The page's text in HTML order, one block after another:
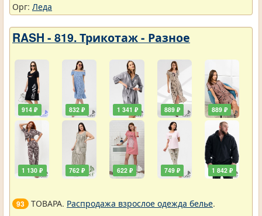
Орг: Леда
RASH - 819. Трикотаж - Разное
914 ₽
1 130 ₽
832 ₽
762 ₽
1 341 ₽
622 ₽
889 ₽
749 ₽
889 ₽
1 842 ₽
93 ТОВАРА. Распродажа взрослое одежда белье.